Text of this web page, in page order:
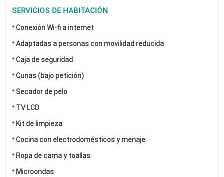
SERVICIOS DE HABITACIÓN
Conexión Wi-fi a internet
Adaptadas a personas con movilidad reducida
Caja de seguridad
Cunas (bajo petición)
Secador de pelo
TV LCD
Kit de limpieza
Cocina con electrodomésticos y menaje
Ropa de cama y toallas
Microondas